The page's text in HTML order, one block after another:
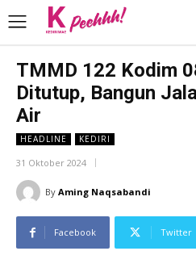
TMMD 122 Kodim
Ditutup, Bangun
Air
HEADLINE KEDIRI
31 Oktober 2024
By Aming Naqsabandi
Facebook Twitter